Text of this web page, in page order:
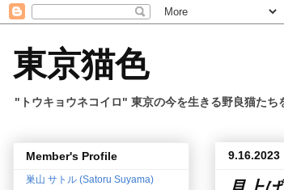
東京猫色
"トウキョウネコイロ" 東京の今を生きる野良猫たち
9.16.2023
Member's Profile
巣山 サトル (Satoru Suyama)